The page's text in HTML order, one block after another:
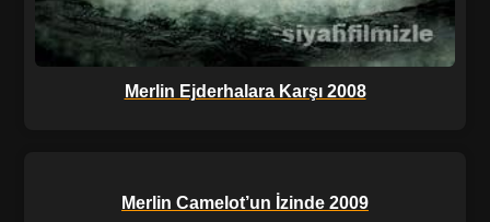
Merlin Ejderhalara Karşı 2008
Merlin Camelot’un İzinde 2009